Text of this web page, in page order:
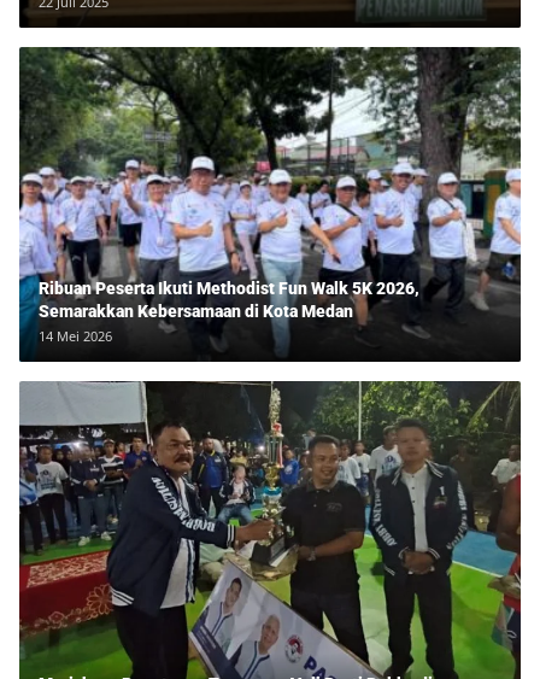
Ribuan Peserta Ikuti Methodist Fun Walk 5K 2026,
Semarakkan Kebersamaan di Kota Medan
14 Mei 2026